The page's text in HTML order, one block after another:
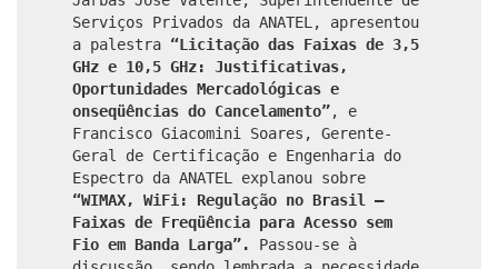
Serviços Privados da ANATEL, apresentou
a palestra “Licitação das Faixas de 3,5
GHz e 10,5 GHz: Justificativas,
Oportunidades Mercadológicas e
onseqüências do Cancelamento”, e
Francisco Giacomini Soares, Gerente-
Geral de Certificação e Engenharia do
Espectro da ANATEL explanou sobre
“WIMAX, WiFi: Regulação no Brasil –
Faixas de Freqüência para Acesso sem
Fio em Banda Larga”.
Passou-se à